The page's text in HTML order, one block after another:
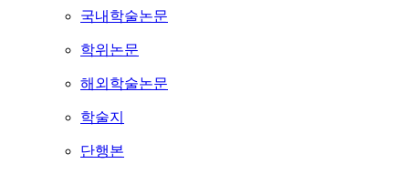
국내학술논문
학위논문
해외학술논문
학술지
단행본